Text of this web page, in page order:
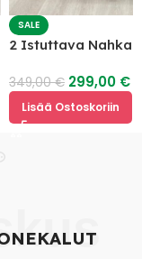
SALE
2 Istuttava
349,00€ 299,00 €
Lisää Ostoskoriin